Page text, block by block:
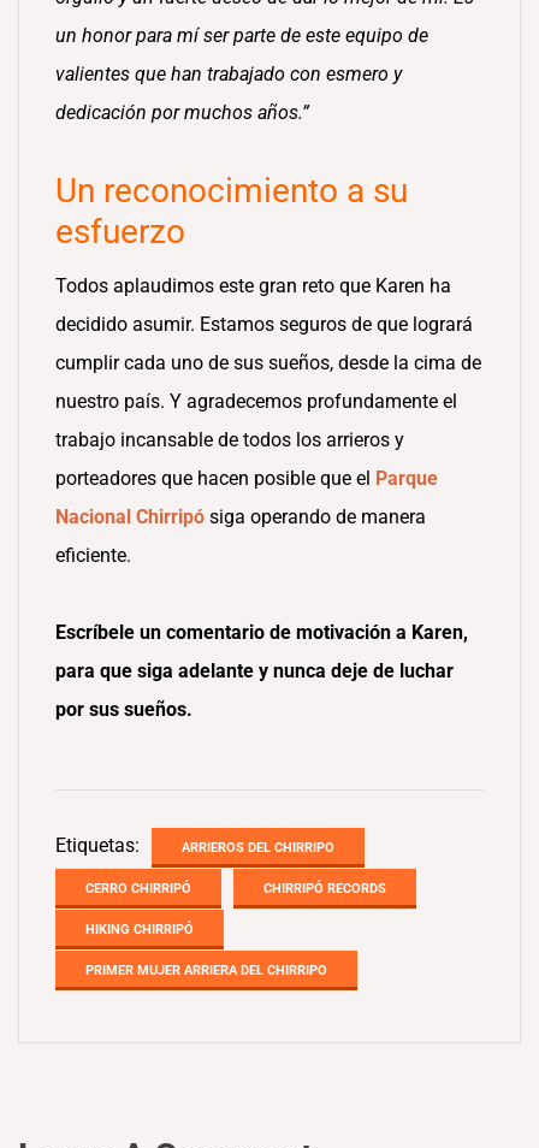
un honor para mí ser parte de este equipo de
valientes que han trabajado con esmero y
dedicación por muchos años.”
Un reconocimiento a su
esfuerzo
Todos aplaudimos este gran reto que Karen ha
decidido asumir. Estamos seguros de que logrará
cumplir cada uno de sus sueños, desde la cima de
nuestro país. Y agradecemos profundamente el
trabajo incansable de todos los arrieros y
porteadores que hacen posible que el Parque
Nacional Chirripó siga operando de manera
eficiente.
Escríbele un comentario de motivación a Karen,
para que siga adelante y nunca deje de luchar
por sus sueños.
Etiquetas: ARRIEROS DEL CHIRRIPO
CERRO CHIRRIPÓ CHIRRIPÓ RECORDS
HIKING CHIRRIPÓ
PRIMER MUJER ARRIERA DEL CHIRRIPO